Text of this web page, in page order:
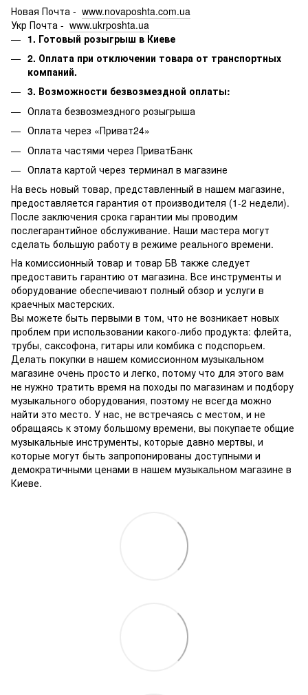
Новая Почта - www.novaposhta.com.ua
Укр Почта - www.ukrposhta.ua
1. Готовый розыгрыш в Киеве
2. Оплата при отключении товара от транспортных
компаний.
3. Возможности безвозмездной оплаты:
Оплата безвозмездного розыгрыша
Оплата через «Приват24»
Оплата частями через ПриватБанк
Оплата картой через терминал в магазине
На весь новый товар, представленный в нашем магазине,
предоставляется гарантия от производителя (1-2 недели).
После заключения срока гарантии мы проводим
послегарантийное обслуживание. Наши мастера могут
сделать большую работу в режиме реального времени.
На комиссионный товар и товар БВ также следует
предоставить гарантию от магазина. Все инструменты и
оборудование обеспечивают полный обзор и услуги в
краечных мастерских.
Вы можете быть первыми в том, что не возникает новых
проблем при использовании какого-либо продукта: флейта,
трубы, саксофона, гитары или комбика с подспорьем.
Делать покупки в нашем комиссионном музыкальном
магазине очень просто и легко, потому что для этого вам
не нужно тратить время на походы по магазинам и подбору
музыкального оборудования, поэтому не всегда можно
найти это место. У нас, не встречаясь с местом, и не
обращаясь к этому большому времени, вы покупаете общие
музыкальные инструменты, которые давно мертвы, и
которые могут быть запропонированы доступными и
демократичными ценами в нашем музыкальном магазине в
Киеве.